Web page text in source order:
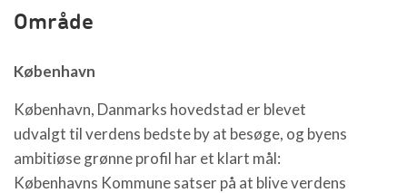
Område
København
København, Danmarks hovedstad er blevet
udvalgt til verdens bedste by at besøge, og byens
ambitiøse grønne profil har et klart mål:
Københavns Kommune satser på at blive verdens